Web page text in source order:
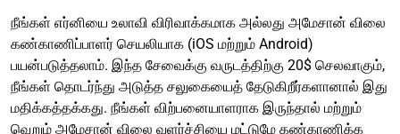
நீங்கள் எர்னியை உலாவி விரிவாக்கமாக அல்லது அமேசான் விலை
கண்காணிப்பாளர் செயலியாக (iOS மற்றும் Android)
பயன்படுத்தலாம். இந்த சேவைக்கு வருடத்திற்கு 20$ செலவாகும்,
நீங்கள் தொடர்ந்து அடுத்த சலுகையைத் தேடுகிறீர்களானால் இது
மதிக்கத்தக்கது. நீங்கள் விற்பனையாளராக இருந்தால் மற்றும்
வெறும் அமேசான் விலை வளர்ச்சியை மட்டுமே கண்காணிக்க